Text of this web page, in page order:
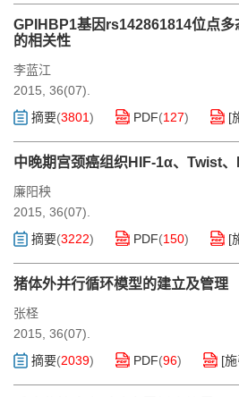
GPIHBP1基因rs142861814位点多
的相关性
李蓝江
2015, 36(07).
摘要(3801) PDF(127) [
中晚期宫颈癌组织HIF-1α、Twist
廉阳秧
2015, 36(07).
摘要(3222) PDF(150) [
猪体外并行循环模型的建立及管理
张柽
2015, 36(07).
摘要(2039) PDF(96) [